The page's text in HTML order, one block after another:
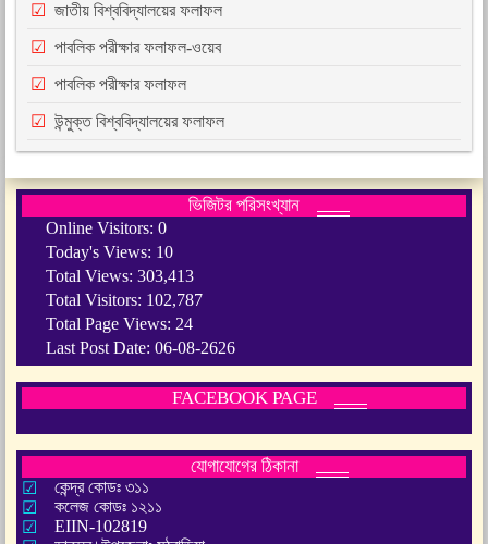
জাতীয় বিশ্ববিদ্যালয়ের ফলাফল
পাবলিক পরীক্ষার ফলাফল-ওয়েব
পাবলিক পরীক্ষার ফলাফল
উন্মুক্ত বিশ্ববিদ্যালয়ের ফলাফল
ভিজিটর পরিসংখ্যান
Online Visitors: 0
Today's Views: 10
Total Views: 303,413
Total Visitors: 102,787
Total Page Views: 24
Last Post Date: 06-08-2626
FACEBOOK PAGE
যোগাযোগের ঠিকানা
কেন্দ্র কোডঃ ৩১১
কলেজ কোডঃ ১২১১
EIIN-102819